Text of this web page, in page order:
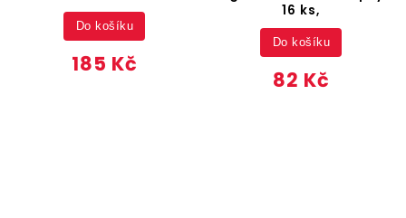
185 Kč
Do košíku
16 ks,
82 Kč
Do košíku